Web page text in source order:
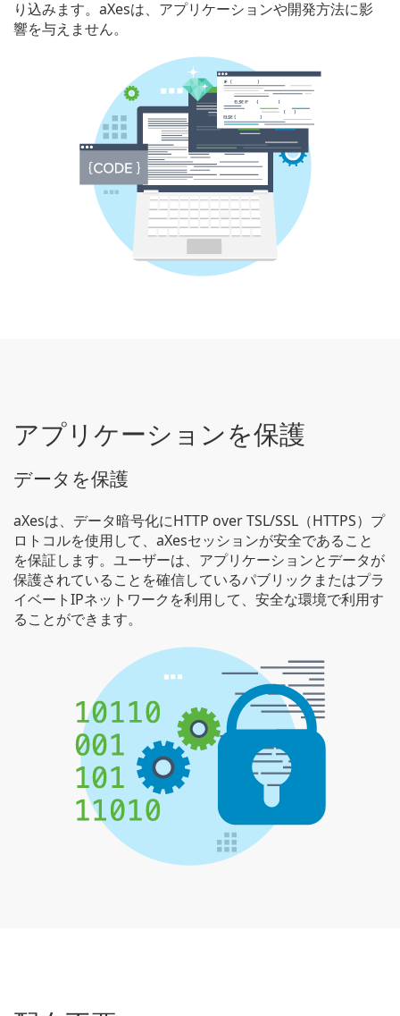
り込みます。aXesは、アプリケーションや開発方法に影
響を与えません。
アプリケーションを保護
データを保護
aXesは、データ暗号化にHTTP over TSL/SSL（HTTPS）プ
ロトコルを使用して、aXesセッションが安全であること
を保証します。ユーザーは、アプリケーションとデータが
保護されていることを確信しているパブリックまたはプラ
イベートIPネットワークを利用して、安全な環境で利用す
ることができます。